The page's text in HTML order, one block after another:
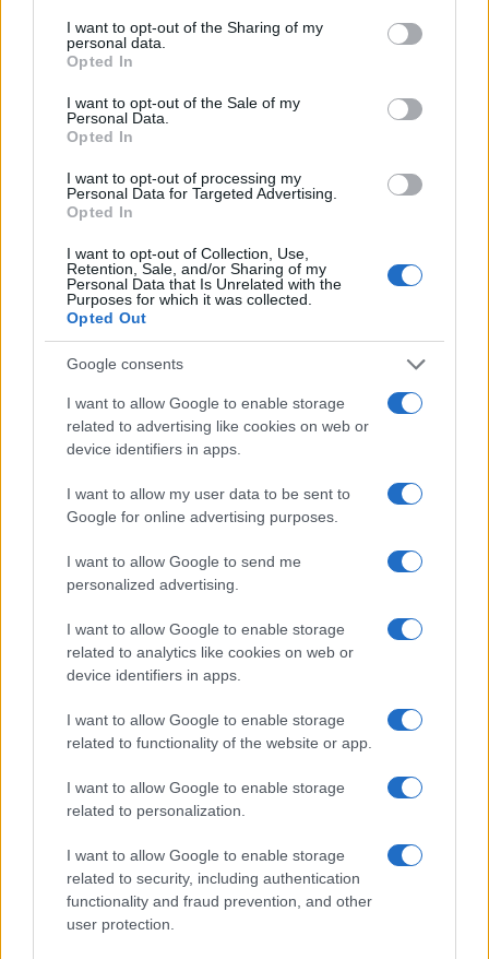
not limited to your visit or usage behaviour. You may click to
grant or deny consent to Google and its third-party tags to
use your data for below specified purposes in below Google
consent section.
I want to opt-out of the Sharing of my
personal data.
Opted In
I want to opt-out of the Sale of my
Personal Data.
Opted In
I want to opt-out of processing my
Personal Data for Targeted Advertising.
Opted In
I want to opt-out of Collection, Use,
Retention, Sale, and/or Sharing of my
Personal Data that Is Unrelated with the
Purposes for which it was collected.
Opted Out
Google consents
I want to allow Google to enable storage
related to advertising like cookies on web or
device identifiers in apps.
I want to allow my user data to be sent to
Google for online advertising purposes.
I want to allow Google to send me
personalized advertising.
I want to allow Google to enable storage
related to analytics like cookies on web or
device identifiers in apps.
I want to allow Google to enable storage
related to functionality of the website or app.
I want to allow Google to enable storage
related to personalization.
I want to allow Google to enable storage
related to security, including authentication
functionality and fraud prevention, and other
user protection.
Οι άνθρωποι, οι αυθεντικές ιστορίες,
το ελληνικό καλοκαίρι και ένας
ΟΣΑ ΧΡΕΙΑΖΕΣΑΙ
ΓΙΑ ΤΟ ΚΑΛΟΚΑΙΡΙ ΣΟΥ →